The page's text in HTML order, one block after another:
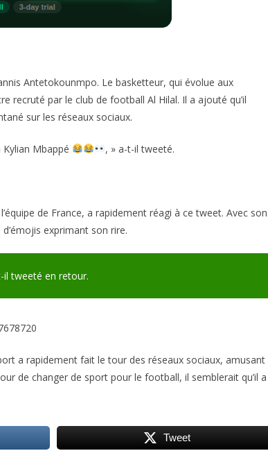
Antetokounmpo. Le basketteur, qui évolue aux
recruté par le club de football Al Hilal. Il a ajouté qu’il
sur les réseaux sociaux.
Kylian Mbappé , » a-t-il tweeté.
de France, a rapidement réagi à ce tweet. Avec son
exprimant son rire.
il tweeté en retour.
a rapidement fait le tour des réseaux sociaux, amusant
de changer de sport pour le football, il semblerait qu’il a
Tweet